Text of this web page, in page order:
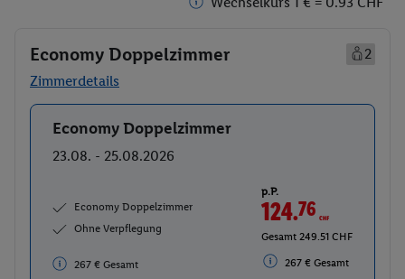
Economy Doppelzimmer
2
Zimmerdetails
Buchen
Economy Doppelzimmer
23.08. - 25.08.2026
Economy Doppelzimmer
Ohne Verpflegung
267 € Gesamt
p.P.
124.76CHF
Gesamt 249.51 CHF
267 € Gesamt